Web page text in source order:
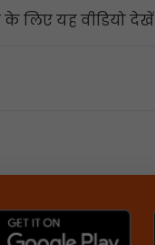
लिए यह वीडियो देखें